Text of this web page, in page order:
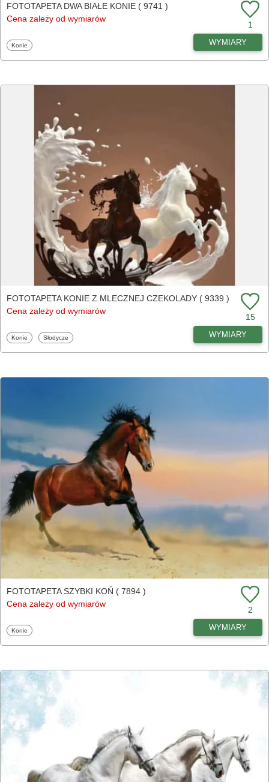
FOTOTAPETA DWA BIAŁE KONIE ( 9741 )
Cena zależy od wymiarów
1
Fototapety
Konie WYMIARY
FOTOTAPETA KONIE Z MLECZNEJ CZEKOLADY ( 9339 )
Cena zależy od wymiarów
15
Fototapety
Konie Fototapety
Słodycze WYMIARY
FOTOTAPETA SZYBKI KOŃ ( 7894 )
Cena zależy od wymiarów
2
Fototapety
Konie WYMIARY